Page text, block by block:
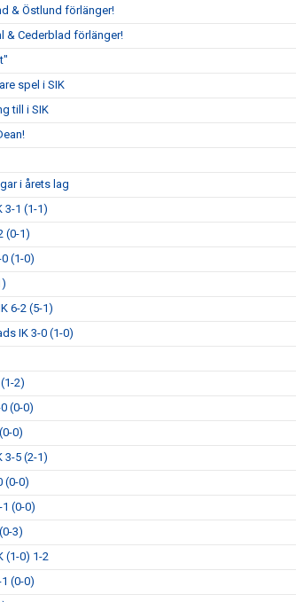
& Östlund förlänger!
& Cederblad förlänger!
spel i SIK
till i SIK
i årets lag
3-1 (1-1)
(0-1)
(1-0)
6-2 (5-1)
IK 3-0 (1-0)
2)
(0-0)
0)
3-5 (2-1)
(0-0)
(0-0)
3)
(1-0) 1-2
(0-0)